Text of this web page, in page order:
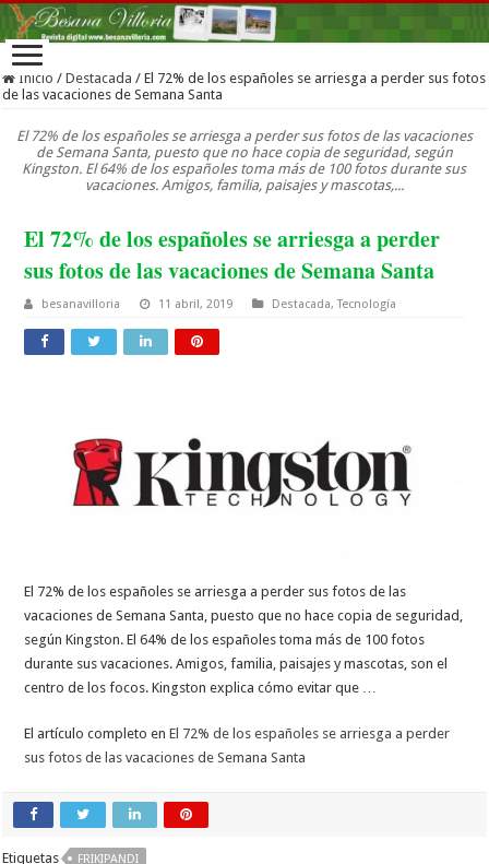
Inicio / Destacada / El 72% de los españoles se arriesga a perder sus fotos
de las vacaciones de Semana Santa
El 72% de los españoles se arriesga a perder sus fotos de las vacaciones
de Semana Santa, puesto que no hace copia de seguridad, según
Kingston. El 64% de los españoles toma más de 100 fotos durante sus
vacaciones. Amigos, familia, paisajes y mascotas,...
El 72% de los españoles se arriesga a perder
sus fotos de las vacaciones de Semana Santa
besanavilloria 11 abril, 2019 Destacada,Tecnología
El 72% de los españoles se arriesga a perder sus fotos de las
vacaciones de Semana Santa, puesto que no hace copia de seguridad,
según Kingston. El 64% de los españoles toma más de 100 fotos
durante sus vacaciones. Amigos, familia, paisajes y mascotas, son el
centro de los focos. Kingston explica cómo evitar que …
El artículo completo enEl 72% de los españoles se arriesga a perder
sus fotos de las vacaciones de Semana Santa
Etiquetas FRIKIPANDI